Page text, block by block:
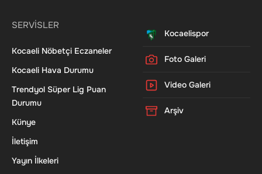
SERVİSLER
Kocaeli Nöbetçi Eczaneler
Kocaeli Hava Durumu
Trendyol Süper Lig Puan
Durumu
Künye
İletişim
Yayın İlkeleri
Kocaelispor
Foto Galeri
Video Galeri
Arşiv